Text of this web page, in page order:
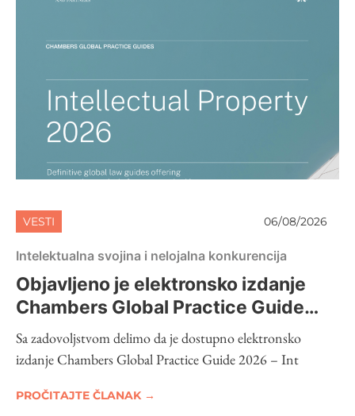
VESTI 06/08/2026
Intelektualna svojina i nelojalna konkurencija
Objavljeno je elektronsko izdanje
Chambers Global Practice Guide
2026 – Intellectual Property
Sa zadovoljstvom delimo da je dostupno elektronsko
izdanje Chambers Global Practice Guide 2026 – Int
PROČITAJTE ČLANAK →